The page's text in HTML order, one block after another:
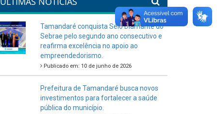
Tamandaré conquista Selo Diamante do
Sebrae pelo segundo ano consecutivo e
reafirma excelência no apoio ao
empreendedorismo.
Publicado em: 10 de junho de 2026
Prefeitura de Tamandaré busca novos
investimentos para fortalecer a saúde
pública do município.